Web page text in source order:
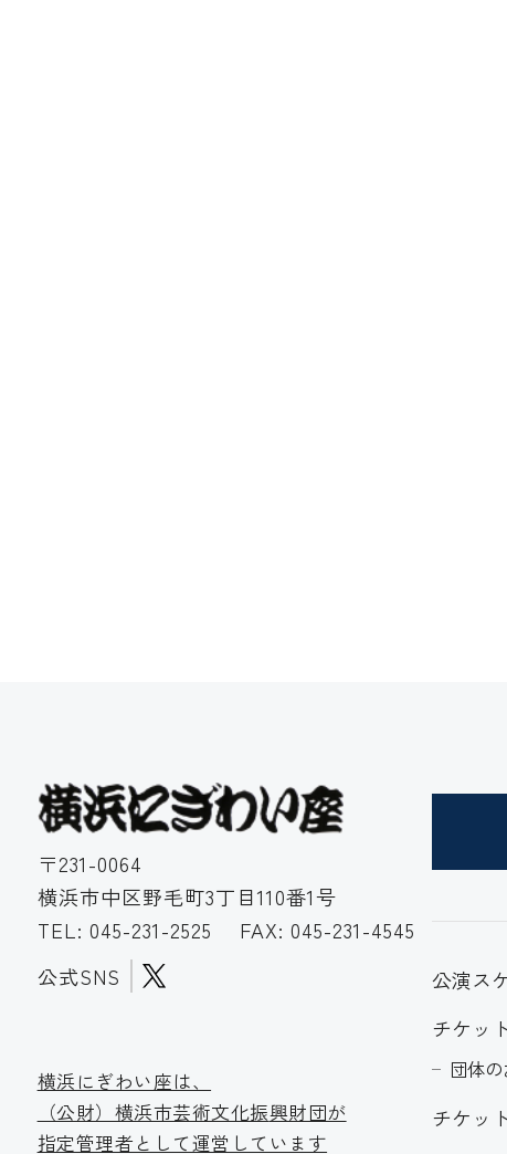
〒231-0064
横浜市中区野毛町3丁目110番1号
TEL: 045-231-2525
FAX: 045-231-4545
公式SNS
横浜にぎわい座は、
（公財）横浜市芸術文化振興財団が
指定管理者として運営しています
公演ス
チケッ
団体
チケッ